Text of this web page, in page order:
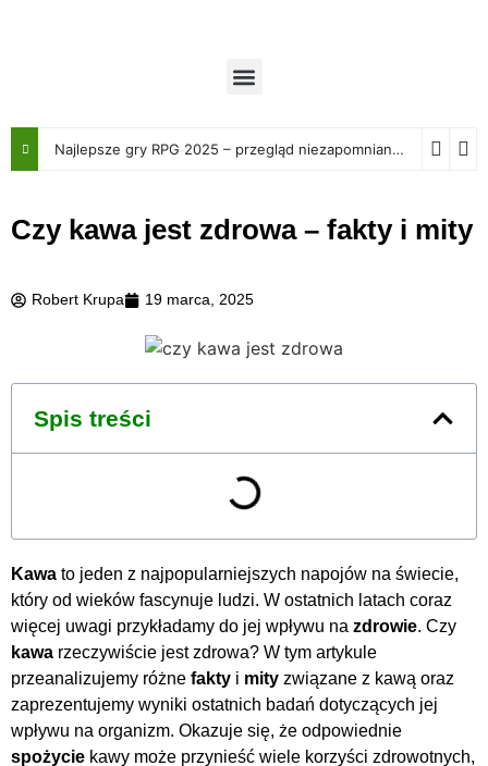
Najlepsze gry RPG 2025 – przegląd niezapomnianych przygód
Czy kawa jest zdrowa – fakty i mity
Robert Krupa 19 marca, 2025
Spis treści
Kawa to jeden z najpopularniejszych napojów na świecie,
który od wieków fascynuje ludzi. W ostatnich latach coraz
więcej uwagi przykładamy do jej wpływu na zdrowie. Czy
kawa rzeczywiście jest zdrowa? W tym artykule
przeanalizujemy różne fakty i mity związane z kawą oraz
zaprezentujemy wyniki ostatnich badań dotyczących jej
wpływu na organizm. Okazuje się, że odpowiednie
spożycie kawy może przynieść wiele korzyści zdrowotnych,